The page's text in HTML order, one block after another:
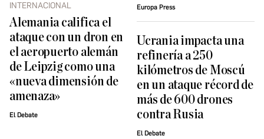
INTERNACIONAL
Alemania califica el
ataque con un dron en
el aeropuerto alemán
de Leipzig como una
«nueva dimensión de
amenaza»
El Debate
Europa Press
Ucrania impacta una
refinería a 250
kilómetros de Moscú
en un ataque récord de
más de 600 drones
contra Rusia
El Debate